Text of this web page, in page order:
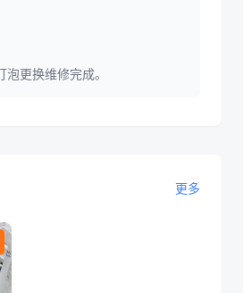
更换维修完成。
更多